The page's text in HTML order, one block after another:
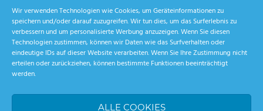
Wir verwenden Technologien wie Cookies, um Geräteinformationen zu
speichern und/oder darauf zuzugreifen. Wir tun dies, um das Surferlebnis zu
verbessern und um personalisierte Werbung anzuzeigen. Wenn Sie diesen
Technologien zustimmen, können wir Daten wie das Surfverhalten oder
eindeutige IDs auf dieser Website verarbeiten. Wenn Sie Ihre Zustimmung nicht
erteilen oder zurückziehen, können bestimmte Funktionen beeinträchtigt
werden.
ALLE COOKIES